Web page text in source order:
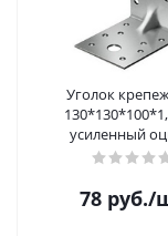
Уголок
усиленный
78 руб./